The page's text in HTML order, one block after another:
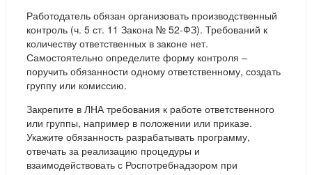
Работодатель обязан организовать производственный
контроль (ч. 5 ст. 11 Закона № 52-ФЗ). Требований к
количеству ответственных в законе нет.
Самостоятельно определите форму контроля –
поручить обязанности одному ответственному, создать
группу или комиссию.
Закрепите в ЛНА требования к работе ответственного
или группы, например в положении или приказе.
Укажите обязанность разрабатывать программу,
отвечать за реализацию процедуры и
взаимодействовать с Роспотребнадзором при